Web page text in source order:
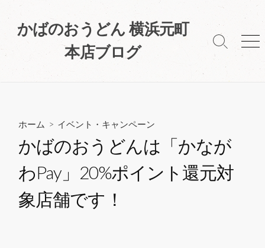
ン
かばのおうどん 横浜元町
本店ブログ
検
切
メ
ホーム > イベント・キャンペーン
かばのおうどんは「かなが
わPay」20%ポイント還元対
象店舗です！